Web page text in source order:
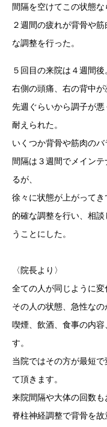
間隔を空けてこの状態な
２週間の疲れが背骨や
な調整を行った。
５回目の来院は４週間後
右側の頭痛、右の背中が
先週ぐらいから調子が
耐えられた。
いくつか背骨や筋肉の
間隔は３週間でメイン
るが、
徐々に状態が上がってき
的確な調整を行い、相
うことにした。
〈院長より〉
全ての人が同じように変
その人の状態、急性なの
喫煙、飲酒、食事の内
す。
当院ではその方が最短
て頂きます。
来院間隔や大体の回数も
脊柱神経調整で背骨を故